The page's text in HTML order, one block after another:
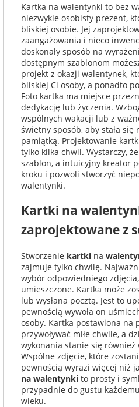
Kartka na walentynki to bez
niezwykle osobisty prezent,
bliskiej osobie. Jej
zaangażowania i nieco
doskonały sposób na
dostępnym szablonom
projekt z okazji walentynek,
bliskiej Ci osoby, a ponadto
Foto kartka ma miejsce
dedykację lub życzenia.
wspólnych wakacji lub z
świetny sposób, aby stała
pamiątką. Projektowanie
tylko kilka chwil. Wystarczy,
szablon, a intuicyjny kreator
kroku i pozwoli stworzyć
walentynki.
Kartki na
zaprojektowane z
Stworzenie kartki na
zajmuje tylko chwilę.
wybór odpowiedniego
umieszczone. Kartka może
lub wysłana pocztą. Jest to
pewnością wywoła on
osoby. Kartka postawiona na
przywoływać miłe chwile, a
wykonania stanie się również
Wspólne zdjęcie, które
pewnością wyrazi więcej niż
na walentynki to prosty i
przypadnie do gustu
wieku.